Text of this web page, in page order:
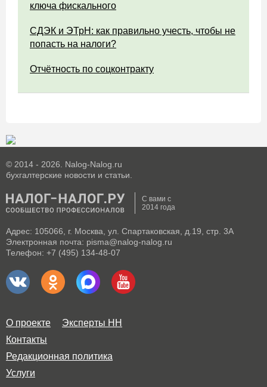
ключа фискального
СДЭК и ЭТрН: как правильно учесть, чтобы не
попасть на налоги?
Отчётность по соцконтракту
© 2014 - 2026. Nalog-Nalog.ru
бухгалтерские новости и статьи.
С вами с
2014 года
Адрес: 105066, г. Москва, ул. Спартаковская, д.19, стр. 3А
Электронная почта: pisma@nalog-nalog.ru
Телефон: +7 (495) 134-48-07
О проекте
Эксперты НН
Контакты
Редакционная политика
Услуги